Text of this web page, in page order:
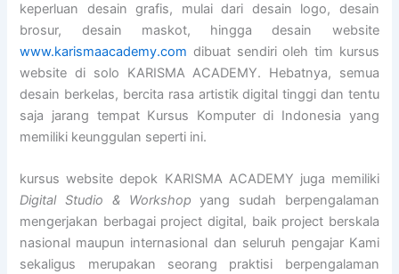
keperluan desain grafis, mulai dari desain logo, desain
brosur, desain maskot, hingga desain website
www.karismaacademy.com dibuat sendiri oleh tim kursus
website di solo KARISMA ACADEMY. Hebatnya, semua
desain berkelas, bercita rasa artistik digital tinggi dan tentu
saja jarang tempat Kursus Komputer di Indonesia yang
memiliki keunggulan seperti ini.
kursus website depok KARISMA ACADEMY juga memiliki
Digital Studio & Workshop yang sudah berpengalaman
mengerjakan berbagai project digital, baik project berskala
nasional maupun internasional dan seluruh pengajar Kami
sekaligus merupakan seorang praktisi berpengalaman